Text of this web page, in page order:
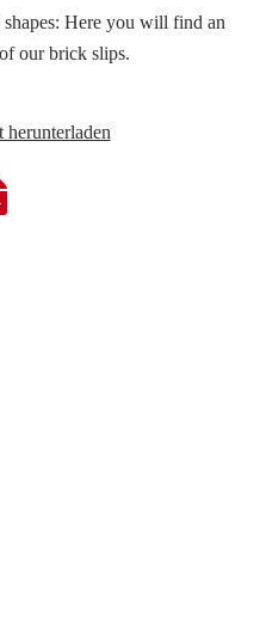
Here you will find an
our brick slips.
herunterladen